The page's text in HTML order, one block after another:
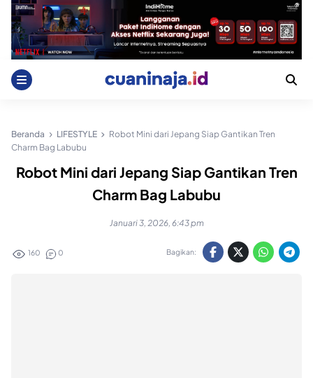
Skip
content
Beranda LIFESTYLE
Robot Mini dari Jepang Siap Gantikan Tren
Charm Bag Labubu
Robot Mini dari Jepang Siap Gantikan Tren
Charm Bag Labubu
Januari 3, 2026, 6:43 pm
160 0 Bagikan: